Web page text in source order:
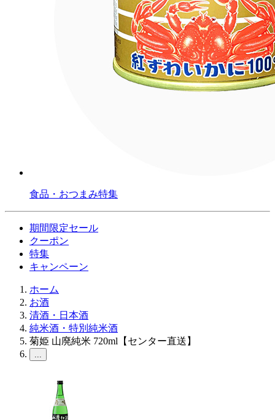
食品・おつまみ特集
期間限定セール
クーポン
特集
キャンペーン
ホーム
お酒
清酒・日本酒
純米酒・特別純米酒
菊姫 山廃純米 720ml【センター直送】
...